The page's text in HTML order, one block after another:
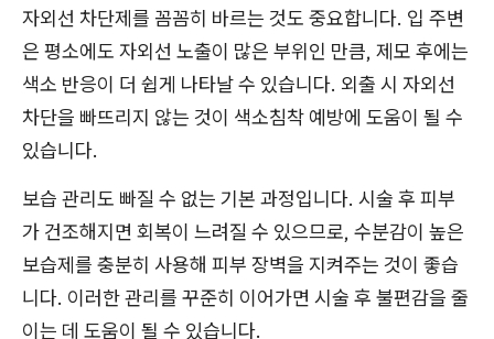
자외선 차단제를 꼼꼼히 바르는 것도 중요합니다. 입 주변
은 평소에도 자외선 노출이 많은 부위인 만큼, 제모 후에는
색소 반응이 더 쉽게 나타날 수 있습니다. 외출 시 자외선
차단을 빠뜨리지 않는 것이 색소침착 예방에 도움이 될 수
있습니다.
보습 관리도 빠질 수 없는 기본 과정입니다. 시술 후 피부
가 건조해지면 회복이 느려질 수 있으므로, 수분감이 높은
보습제를 충분히 사용해 피부 장벽을 지켜주는 것이 좋습
니다. 이러한 관리를 꾸준히 이어가면 시술 후 불편감을 줄
이는 데 도움이 될 수 있습니다.